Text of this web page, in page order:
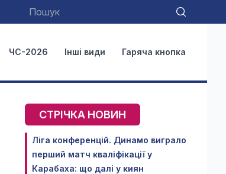
ЧС-2026 Інші види Гаряча кнопка
СТРІЧКА НОВИН
Ліга конференцій. Динамо виграло
перший матч кваліфікації у
Карабаха: що далі у киян